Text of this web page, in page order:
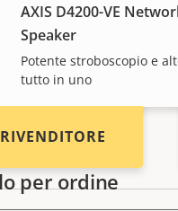
AXIS D4200-VE
Speaker
Potente stroboscopio e
tutto in uno
Axis.
per ordine